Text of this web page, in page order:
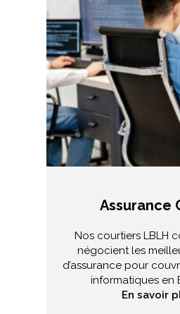
Assurance
Nos courtiers LBLH
négocient les
d’assurance pour
informatiques en
En savoir